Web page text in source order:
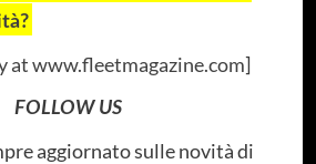
at www.fleetmagazine.com]
FOLLOW US
aggiornato sulle novità di